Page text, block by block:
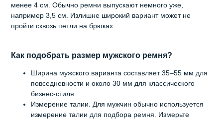
менее 4 см. Обычно ремни выпускают немного уже,
например 3,5 см. Излишне широкий вариант может не
пройти сквозь петли на брюках.
Как подобрать размер мужского ремня?
Ширина мужского варианта составляет 35–55 мм для
повседневности и около 30 мм для классического
бизнес-стиля.
Измерение талии. Для мужчин обычно используется
измерение талии для подбора ремня. Измерьте